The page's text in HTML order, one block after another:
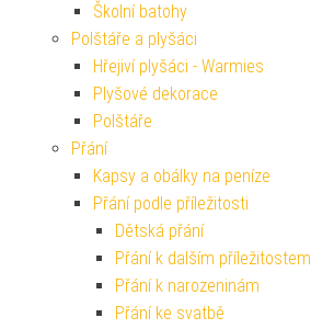
Školní batohy
Polštáře a plyšáci
Hřejiví plyšáci - Warmies
Plyšové dekorace
Polštáře
Přání
Kapsy a obálky na peníze
Přání podle příležitosti
Dětská přání
Přání k dalším příležitostem
Přání k narozeninám
Přání ke svatbě